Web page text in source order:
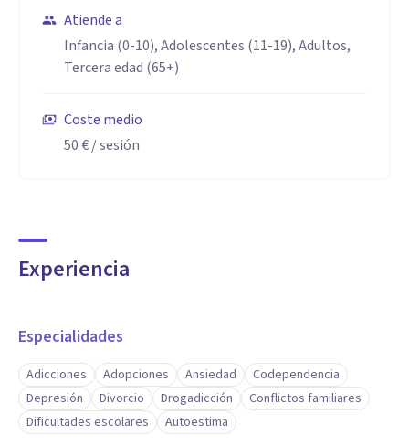
Atiende a
Infancia (0-10), Adolescentes (11-19), Adultos,
Tercera edad (65+)
Coste medio
50 €/ sesión
Experiencia
Especialidades
Adicciones Adopciones Ansiedad
Codependencia
Depresión
Divorcio Drogadicción
Conflictos familiares
Dificultades escolares
Autoestima